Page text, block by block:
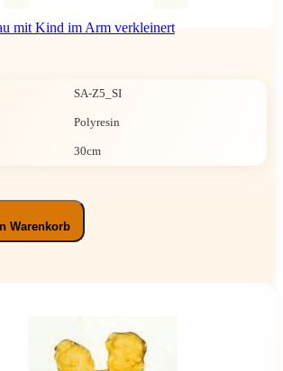
mit Kind im Arm verkleinert
SA-Z5_SI
Polyresin
30cm
Warenkorb